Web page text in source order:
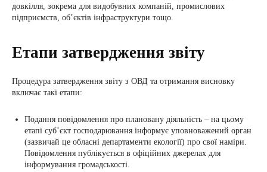
довкілля, зокрема для видобувних компаній, промислових
підприємств, об’єктів інфраструктури тощо.
Етапи затвердження звіту
Процедура затвердження звіту з ОВД та отримання висновку
включає такі етапи:
Подання повідомлення про плановану діяльність – на цьому
етапі суб’єкт господарювання інформує уповноважений орган
(зазвичай це обласні департаменти екології) про свої наміри.
Повідомлення публікується в офіційних джерелах для
інформування громадськості.